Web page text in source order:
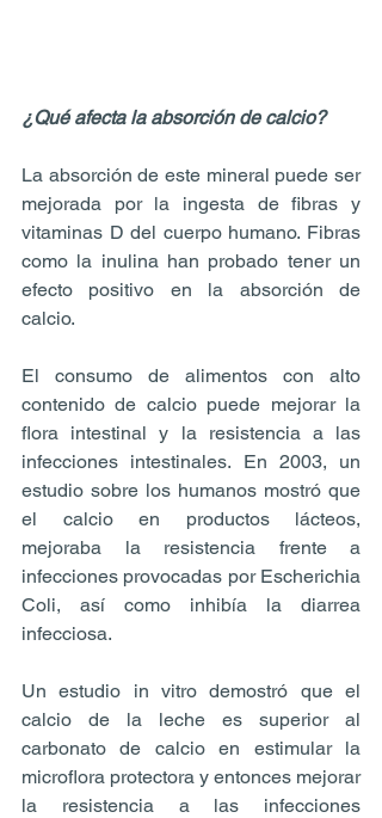
¿Qué afecta la absorción de calcio?
La absorción de este mineral puede ser
mejorada por la ingesta de fibras y
vitaminas D del cuerpo humano. Fibras
como la inulina han probado tener un
efecto positivo en la absorción de
calcio.
El consumo de alimentos con alto
contenido de calcio puede mejorar la
flora intestinal y la resistencia a las
infecciones intestinales. En 2003, un
estudio sobre los humanos mostró que
el calcio en productos lácteos,
mejoraba la resistencia frente a
infecciones provocadas por Escherichia
Coli, así como inhibía la diarrea
infecciosa.
Un estudio in vitro demostró que el
calcio de la leche es superior al
carbonato de calcio en estimular la
microflora protectora y entonces mejorar
la resistencia a las infecciones